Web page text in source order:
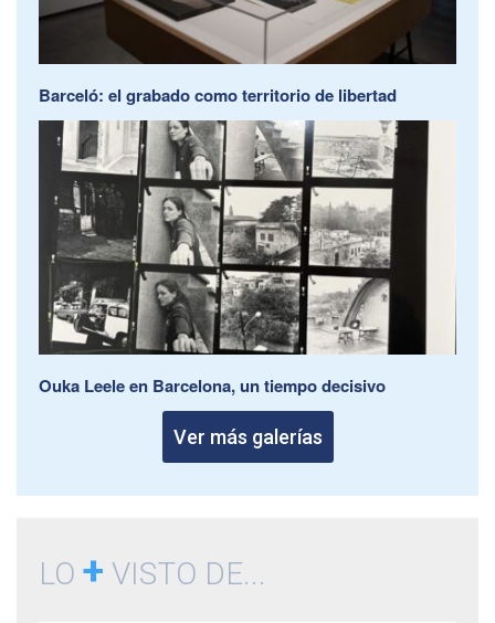
Barceló: el grabado como territorio de libertad
Ouka Leele en Barcelona, un tiempo decisivo
Ver más galerías
LO + VISTO DE...